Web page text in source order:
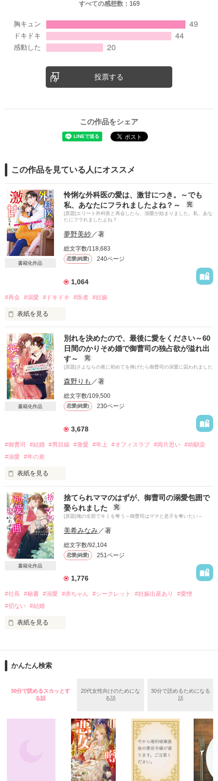
すべての感想数： 169
投票する
この作品をシェア
この作品を見ている人にオススメ
書籍化作品
怜悧な外科医の愛は、激甘につき。～でも
私、あなたにフラれましたよね？～
完
[原題]エリート外科医と再会したら、溺愛が始まりました。私、あな
たにフラれましたよね？
夢野美紗／著
総文字数/118,683
恋愛(純愛) 240ページ
1,064
#再会 #溺愛 #ドキドキ #医者 #妊娠
表紙を見る
初恋を忘れられずに十年。
転落事故をきっかけに再会したのは……
病院食堂のシェフ
小野田真希ｵﾉﾀﾞﾏｷ
×
フラれたはずなのに、本当は好きだったってどういうことです
か？
2022.09.24公開
作品を読む
書籍化作品
別れを決めたので、最後に愛をください～60
日間のかりそめ婚で御曹司の独占欲が溢れ出
す～
完
[原題]さよならの夜に初めてを捧げたら御曹司の深愛に囚われました
森野りも ／著
総文字数/109,500
恋愛(純愛) 230ページ
3,678
#御曹司 #結婚 #男目線 #激愛 #年上 #オフィスラブ #両片思い #幼馴染
#溺愛 #年の差
表紙を見る
「こんなキスされると思っていなかった？　でも、教えて欲し
いと言ったのは君だ」
園田未来（そのだ みく）　２４歳　株式会社INOSE　国内法
人営業部所属
猪瀬和輝（いのせ かずき）　３２歳　株式会社INOSE　副社
長　猪瀬家の御曹司
未来は、長い間幼なじみの和輝に片思いをしてきたが、彼が
お見合いをすると聞き想いを絶つ決心をしていた。
和輝と会うのは最後と決めていた２５歳の誕生日、未来は彼
に初めてを捧げる。
いつになく強引な和輝に迫られ、あっという間に期間限定
最初は戸惑っていた未来も、本当の新婚夫婦のような甘い生
拗らせまくった年の差幼なじみの両片思いの行きつく先は。
以前の作品『完璧な彼が初恋の彼女を手に入れる５つの条
件』に出てきた副社長とその幼馴染のお話です。
未読でも全然大丈夫ですのでお気軽にどうぞ！
書籍化作品
捨てられママのはずが、御曹司の溺愛包囲で
娶られました
完
[原題]俺の全部でキミを奪う～御曹司はママと息子を奪いたい～
美希みなみ ／著
総文字数/92,104
恋愛(純愛) 251ページ
1,776
#社長 #秘書 #溺愛 #赤ちゃん #シークレット #妊娠出産あり
#愛憎
#切ない #結婚
表紙を見る
冷徹で、彼氏もたくさんいるように思われている。
る。酷い捨てられ方をした祥吾に子供の存在を伝えるつもりの
ない紗耶香。
立花沙耶香　27歳　×    東和祥吾　35歳
2021.3.5  〜　2021.3.8
※　「身代わり婚」「一夜の過ち～」「恋する政略結婚」三部
かんたん検索
30分で読めるスカッとす
る話
20代女性向けのためにな
る話
30分で読めるためになる
話